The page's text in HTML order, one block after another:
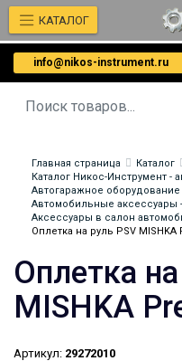
info@nikos-instrument.ru
КАТАЛОГ
Главная страница
Каталог
Каталог Никос-Инструмент -
Автогаражное
Автомобильные аксессуары
Аксессуары в салон
Оплетка на руль PSV
Оплетка
MISHKA
Артикул: 29272010